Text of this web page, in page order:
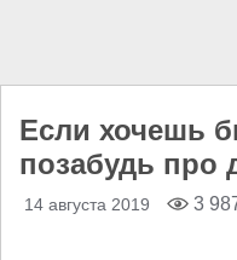
Если хочешь
позабудь про
14 августа 2019 3